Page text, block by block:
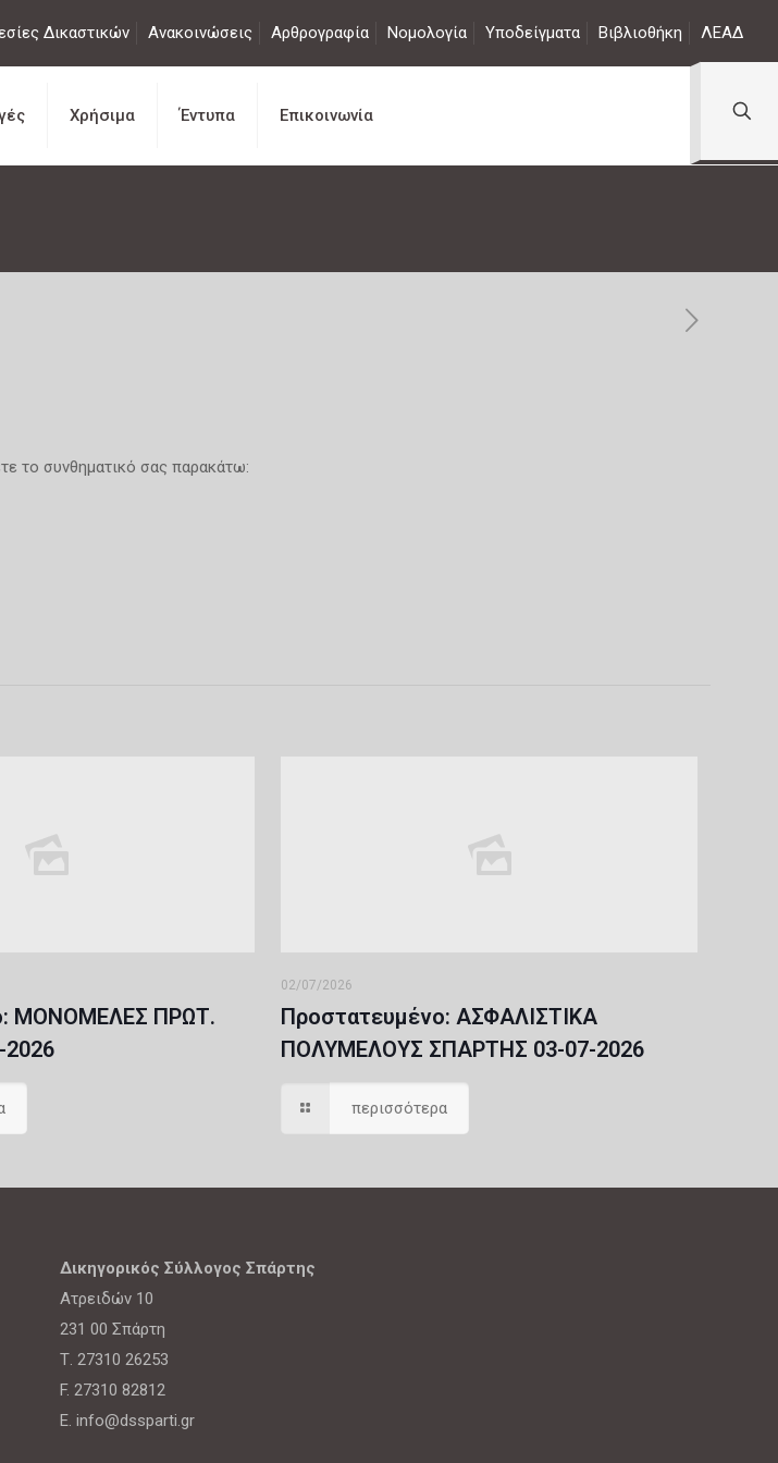
Δικαστικών Ανακοινώσεις Αρθρογραφία Νομολογία Υποδείγματα Βιβλιοθήκη ΛΕΑΔ
Χρήσιμα Έντυπα Επικοινωνία
το συνθηματικό σας παρακάτω:
ΜΟΝΟΜΕΛΕΣ ΠΡΩΤ.
02/07/2026
Πρoστατευμένο: ΑΣΦΑΛΙΣΤΙΚΑ
ΠΟΛΥΜΕΛΟΥΣ ΣΠΑΡΤΗΣ 03-07-2026
περισσότερα
Δικηγορικός Σύλλογος Σπάρτης
Ατρειδών 10
231 00 Σπάρτη
Τ. 27310 26253
F. 27310 82812
E. info@dssparti.gr